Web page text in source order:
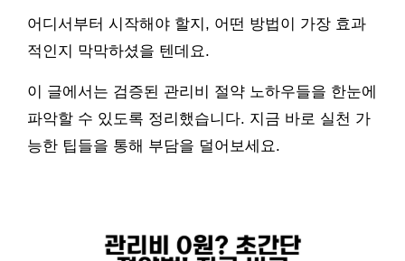
어디서부터 시작해야 할지, 어떤 방법이 가장 효과
적인지 막막하셨을 텐데요.
이 글에서는 검증된 관리비 절약 노하우들을 한눈에
파악할 수 있도록 정리했습니다. 지금 바로 실천 가
능한 팁들을 통해 부담을 덜어보세요.